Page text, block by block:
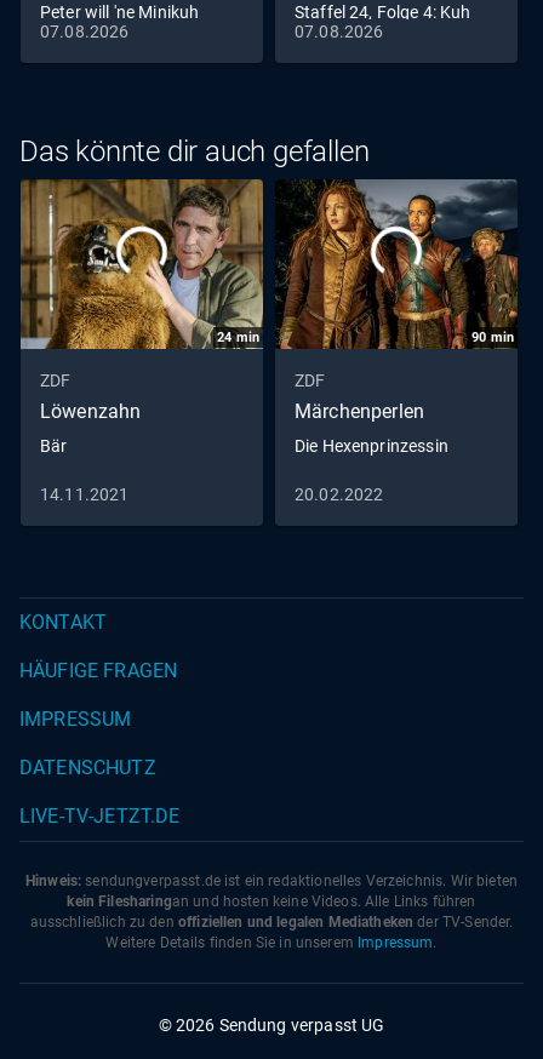
Peter will 'ne Minikuh
07.08.2026
Staffel 24, Folge 4: Kuh
07.08.2026
Das könnte dir auch gefallen
24min
ZDF
Löwenzahn
Bär
14.11.2021
90 min
ZDF
Märchenperlen
Die Hexenprinzessin
20.02.2022
KONTAKT
HÄUFIGE FRAGEN
IMPRESSUM
DATENSCHUTZ
LIVE-TV-JETZT.DE
Hinweis: sendungverpasst.de ist ein redaktionelles Verzeichnis. Wir bieten
kein Filesharingan und hosten keine Videos. Alle Links führen
ausschließlich zu den offiziellen und legalen Mediatheken der TV-Sender.
Weitere Details finden Sie in unserem Impressum.
© 2026 Sendung verpasst UG